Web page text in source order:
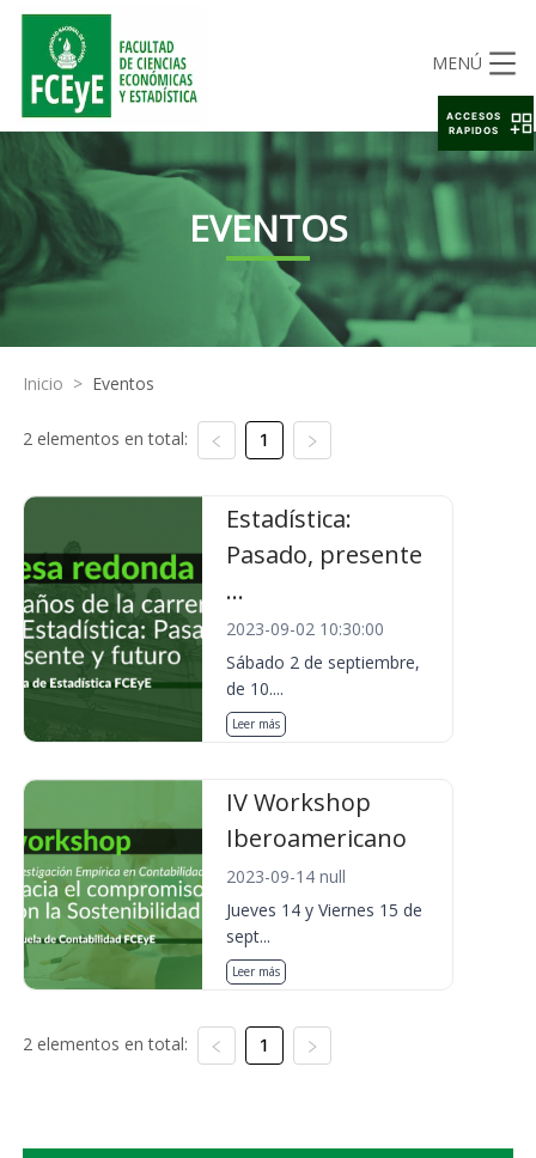
MENÚ
EVENTOS
Inicio > Eventos
2 elementos en total: 1
Estadística:
Pasado, presente
...
2023-09-02 10:30:00
Sábado 2 de septiembre,
de 10....
Leer más
IV Workshop
Iberoamericano
2023-09-14 null
Jueves 14 y Viernes 15 de
sept...
Leer más
2 elementos en total: 1
ACCESOS
RAPIDOS